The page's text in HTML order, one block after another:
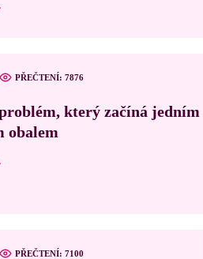
PŘEČTENÍ: 7876
který začíná jedním
obalem
PŘEČTENÍ: 7100